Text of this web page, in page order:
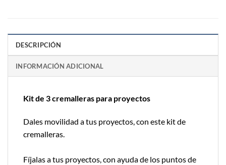
DESCRIPCIÓN
INFORMACIÓN ADICIONAL
Kit de 3 cremalleras para proyectos
Dales movilidad a tus proyectos, con este kit de
cremalleras.
Fíjalas a tus proyectos, con ayuda de los puntos de